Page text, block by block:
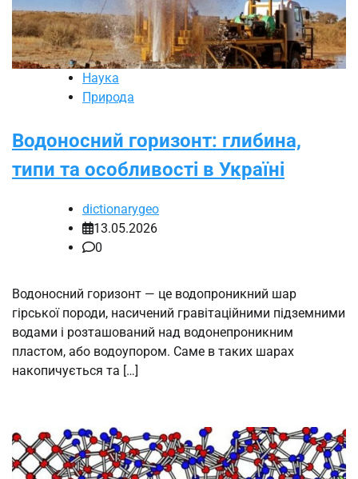
Наука
Природа
Водоносний горизонт: глибина,
типи та особливості в Україні
dictionarygeo
13.05.2026
0
Водоносний горизонт — це водопроникний шар
гірської породи, насичений гравітаційними підземними
водами і розташований над водонепроникним
пластом, або водоупором. Саме в таких шарах
накопичується та […]